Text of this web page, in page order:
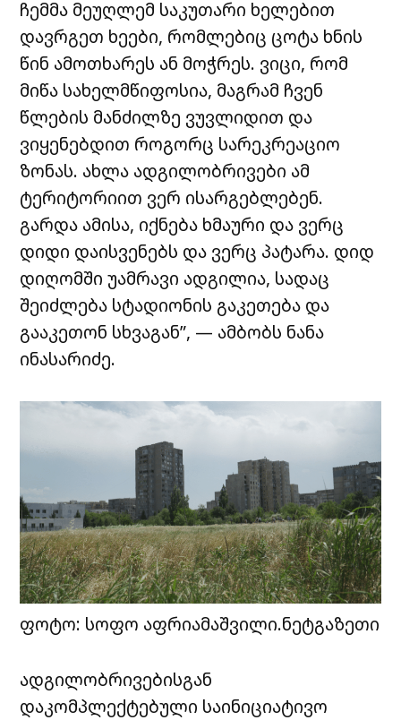
ჩემმა მეუღლემ საკუთარი ხელებით
დავრგეთ ხეები, რომლებიც ცოტა ხნის
წინ ამოთხარეს ან მოჭრეს. ვიცი, რომ
მიწა სახელმწიფოსია, მაგრამ ჩვენ
წლების მანძილზე ვუვლიდით და
ვიყენებდით როგორც სარეკრეაციო
ზონას. ახლა ადგილობრივები ამ
ტერიტორიით ვერ ისარგებლებენ.
გარდა ამისა, იქნება ხმაური და ვერც
დიდი დაისვენებს და ვერც პატარა. დიდ
დიღომში უამრავი ადგილია, სადაც
შეიძლება სტადიონის გაკეთება და
გააკეთონ სხვაგან”, — ამბობს ნანა
ინასარიძე.
ფოტო: სოფო აფრიამაშვილი.ნეტგაზეთი
ადგილობრივებისგან
დაკომპლექტებული საინიციატივო